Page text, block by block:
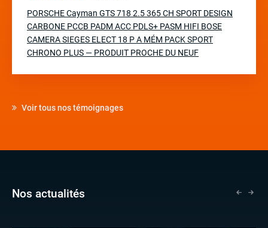
PORSCHE Cayman GTS 718 2.5 365 CH SPORT DESIGN
CARBONE PCCB PADM ACC PDLS+ PASM HIFI BOSE
CAMERA SIEGES ELECT 18 P A MÉM PACK SPORT
CHRONO PLUS — PRODUIT PROCHE DU NEUF
Voir tous nos témoignages
Nos actualités